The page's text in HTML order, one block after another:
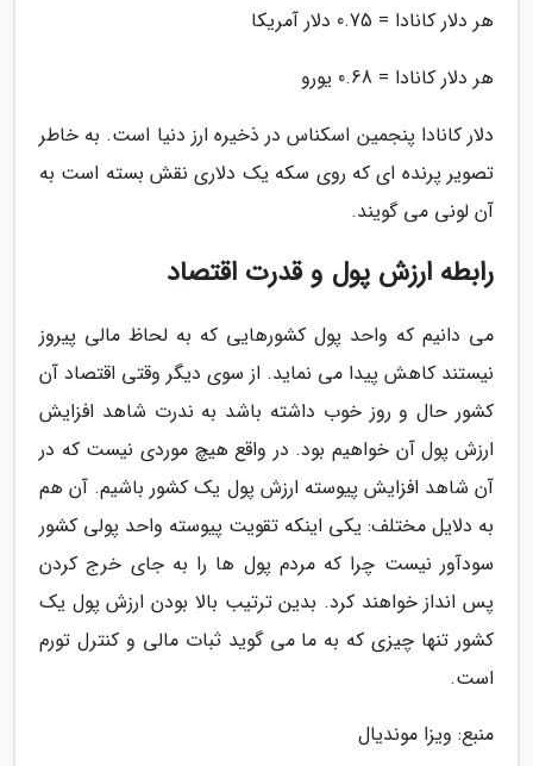
هر دلار کانادا = 0.75 دلار آمریکا
هر دلار کانادا = 0.68 یورو
دلار کانادا پنجمین اسکناس در ذخیره ارز دنیا است. به خاطر
تصویر پرنده ای که روی سکه یک دلاری نقش بسته است به
آن لونی می گویند.
رابطه ارزش پول و قدرت اقتصاد
می دانیم که واحد پول کشورهایی که به لحاظ مالی پیروز
نیستند کاهش پیدا می نماید. از سوی دیگر وقتی اقتصاد آن
کشور حال و روز خوب داشته باشد به ندرت شاهد افزایش
ارزش پول آن خواهیم بود. در واقع هیچ موردی نیست که در
آن شاهد افزایش پیوسته ارزش پول یک کشور باشیم. آن هم
به دلایل مختلف: یکی اینکه تقویت پیوسته واحد پولی کشور
سودآور نیست چرا که مردم پول ها را به جای خرج کردن
پس انداز خواهند کرد. بدین ترتیب بالا بودن ارزش پول یک
کشور تنها چیزی که به ما می گوید ثبات مالی و کنترل تورم
است.
منبع: ویزا موندیال